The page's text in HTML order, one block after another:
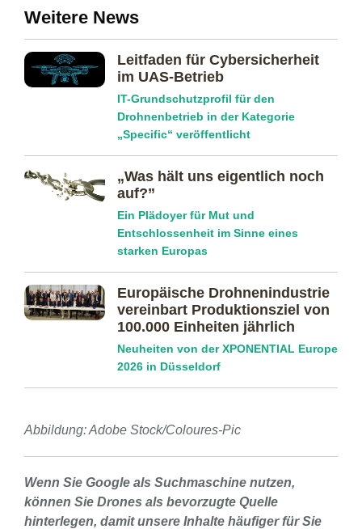
Weitere News
Leitfaden für Cybersicherheit
im UAS-Betrieb
IT-Grundschutzprofil für den
Drohnenbetrieb in der Kategorie
„Specific“ veröffentlicht
„Was hält uns eigentlich noch
auf?”
Ein Plädoyer für Mut und
Entschlossenheit im Sinne eines
starken Europas
Europäische Drohnenindustrie
vereinbart Produktionsziel von
100.000 Einheiten jährlich
Neuheiten von der XPONENTIAL Europe
2026 in Düsseldorf
Abbildung: Adobe Stock/Coloures-Pic
Wenn Sie Google als Suchmaschine nutzen,
können Sie Drones als bevorzugte Quelle
hinterlegen, damit unsere Inhalte häufiger für Sie